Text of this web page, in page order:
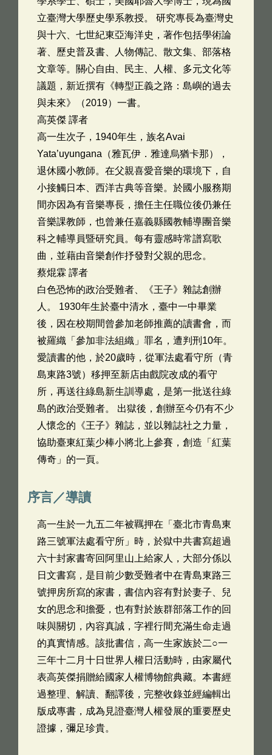
立臺灣大學歷史學系教授。 研究專長為臺灣史
與十六、七世紀東亞海洋史，著作包括學術論
著、歷史普及書、人物傳記、散文集、部落格
文章等。關心自由、民主、人權、多元文化等
議題，新近撰有《轉型正義之路：島嶼的過去
與未來》（2019）一書。
高英傑 譯者
高一生次子，1940年生，族名Avai
Yata’uyungana（雅瓦伊．雅達烏猶卡那），
退休國小教師。在父親喜愛音樂的環境下，自
小接觸日本、西洋古典等音樂。於國小服務期
間亦因為有音樂專長，擔任主任職位後仍兼任
音樂課教師，也曾兼任嘉義縣國教輔導團音樂
科之輔導員暨研究員。每有靈感時常譜寫歌
曲，並藉由音樂創作抒發對父親的思念。
蔡焜霖 譯者
白色恐怖的政治受難者、《王子》雜誌創辦
人。 1930年生於臺中清水，臺中一中畢業
後，因在校期間曾參加老師推薦的讀書會，而
被羅織「參加非法組織」罪名，遭判刑10年。
愛讀書的他，於20歲時，從軍法處看守所（青
島東路3號）移押至新店由戲院改成的看守
所，再送往綠島新生訓導處，是第一批送往綠
島的政治受難者。 出獄後，創辦至今仍有不少
人懷念的《王子》雜誌，並以雜誌社之力量，
協助臺東紅葉少棒小將北上參賽，創造「紅葉
傳奇」的一頁。
序言／導讀
高一生於一九五二年被羈押在「臺北市青島東
路三號軍法處看守所」時，於獄中共書寫超過
六十封家書寄回阿里山上給家人，大部分係以
日文書寫，是目前少數受難者中在青島東路三
號押房所寫的家書，書信內容有對於妻子、兒
女的思念和擔憂，也有對於族群部落工作的回
味與關切，內容真誠，字裡行間充滿生命走過
的真實情感。該批書信，高一生家族於二○一
三年十二月十日世界人權日活動時，由家屬代
表高英傑捐贈給國家人權博物館典藏。本書經
過整理、解讀、翻譯後，完整收錄並經編輯出
版成專書，成為見證臺灣人權發展的重要歷史
證據，彌足珍貴。